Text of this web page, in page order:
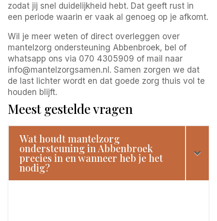
zodat jij snel duidelijkheid hebt. Dat geeft rust in
een periode waarin er vaak al genoeg op je afkomt.
Wil je meer weten of direct overleggen over
mantelzorg ondersteuning Abbenbroek, bel of
whatsapp ons via 070 4305909 of mail naar
info@mantelzorgsamen.nl. Samen zorgen we dat
de last lichter wordt en dat goede zorg thuis vol te
houden blijft.
Meest gestelde vragen
Wat houdt mantelzorg
ondersteuning in Abbenbroek
precies in en wanneer heb je het
nodig?